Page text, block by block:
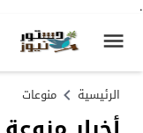
.
الرئيسية منوعات